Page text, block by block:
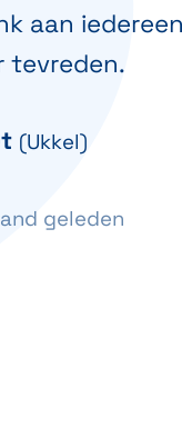
aan
tevreden.
(Ukkel)
geleden